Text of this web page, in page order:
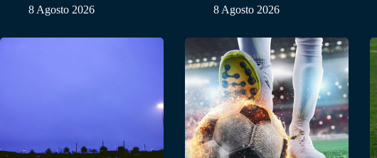
8 Agosto 2026
8 Agosto 2026